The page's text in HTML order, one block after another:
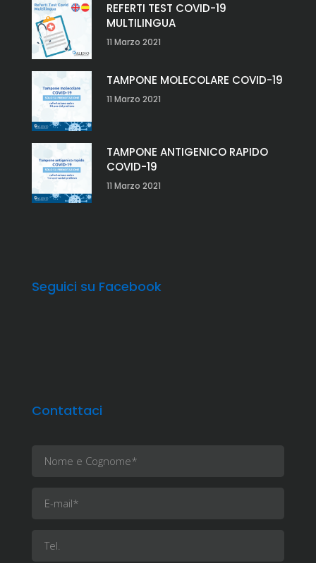
REFERTI TEST COVID-19
MULTILINGUA
11 Marzo 2021
TAMPONE MOLECOLARE COVID-19
11 Marzo 2021
TAMPONE ANTIGENICO RAPIDO
COVID-19
11 Marzo 2021
Seguici su Facebook
Contattaci